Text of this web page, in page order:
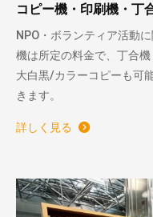
コピー機・印刷機・丁
NPO・ボランティア活動
機は所定の料金で、丁合
大白黒/カラーコピーも可
きます。
詳しく見る